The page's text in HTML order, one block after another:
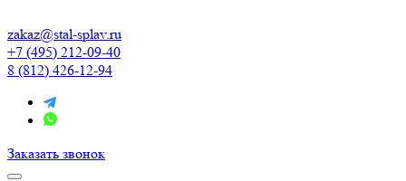
zakaz@stal-splav.ru
+7 (495) 212-09-40
8 (812) 426-12-94
Заказать звонок